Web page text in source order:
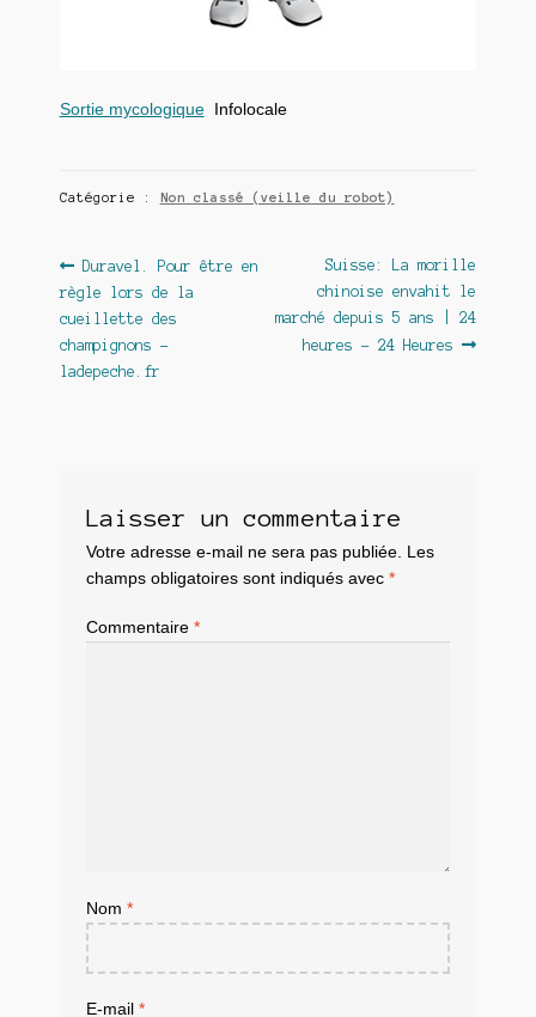
Sortie mycologiqueInfolocale
Catégorie : Non classé (veille du robot)
Navigation
de
l’article
Article
précédent :
Duravel. Pour être en
règle lors de la
cueillette des
champignons –
ladepeche.fr
Article
suivant :
Suisse: La morille
chinoise envahit le
marché depuis 5 ans | 24
heures – 24 Heures
Laisser un commentaire
Votre adresse e-mail ne sera pas publiée. Les
champs obligatoires sont indiqués avec *
Commentaire *
Nom *
E-mail *